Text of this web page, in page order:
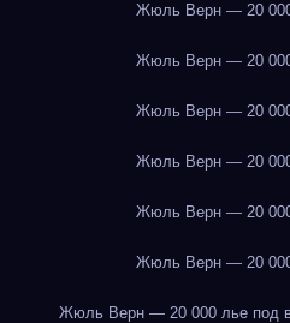
Жюль Верн — 20
Жюль Верн — 20
Жюль Верн — 20
Жюль Верн — 20
Жюль Верн — 20
Жюль Верн — 20
Жюль Верн — 20 000 лье под